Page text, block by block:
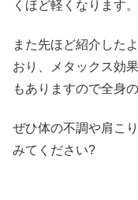
くほど軽くなります。
また先ほど紹介した
おり、メタックス効
もありますので全身
ぜひ体の不調や肩こ
みてください?